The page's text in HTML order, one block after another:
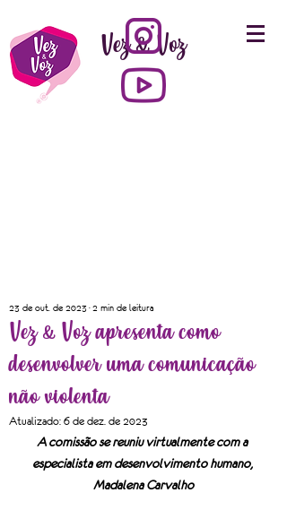
Vez & Voz
Vez & Voz apresenta como
desenvolver uma comunicação
não violenta
23 de out. de 2023 2 min de leitura
Atualizado: 6 de dez. de 2023
A comissão se reuniu virtualmente com a
especialista em desenvolvimento humano,
Madalena Carvalho